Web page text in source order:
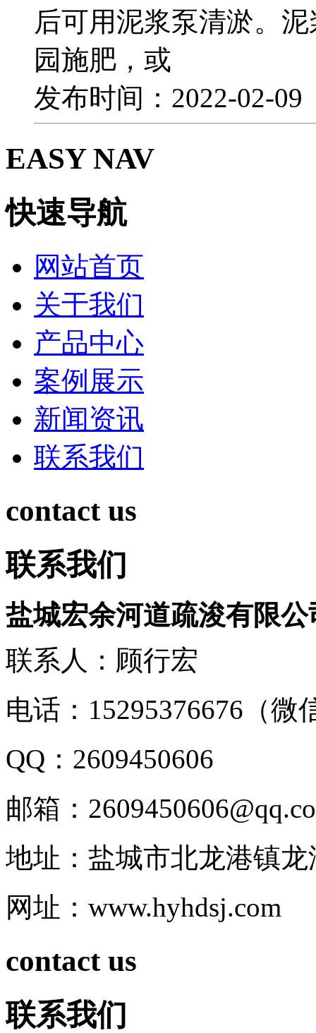
后可用泥浆泵清淤。
园施肥，或
发布时间：2022-02-
EASY NAV
快速导航
网站首页
关于我们
产品中心
案例展示
新闻资讯
联系我们
contact us
联系我们
盐城宏余河道疏浚有限公
联系人：顾行宏
电话：15295376676（微
QQ：2609450606
邮箱：
地址：盐城市北龙港镇龙
网址：www.hyhdsj.com
contact us
联系我们